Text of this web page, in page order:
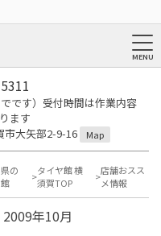
です）受付時間は作業内容
ます
大矢部2-9-16
Map
の
タイヤ館 横
須賀TOP
店舗おスス
メ情報
年10月